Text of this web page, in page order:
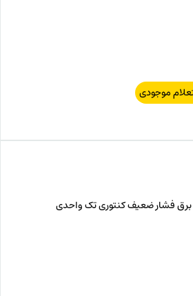
موجودی
برق فشار ضعیف کنتوری تک واحدی